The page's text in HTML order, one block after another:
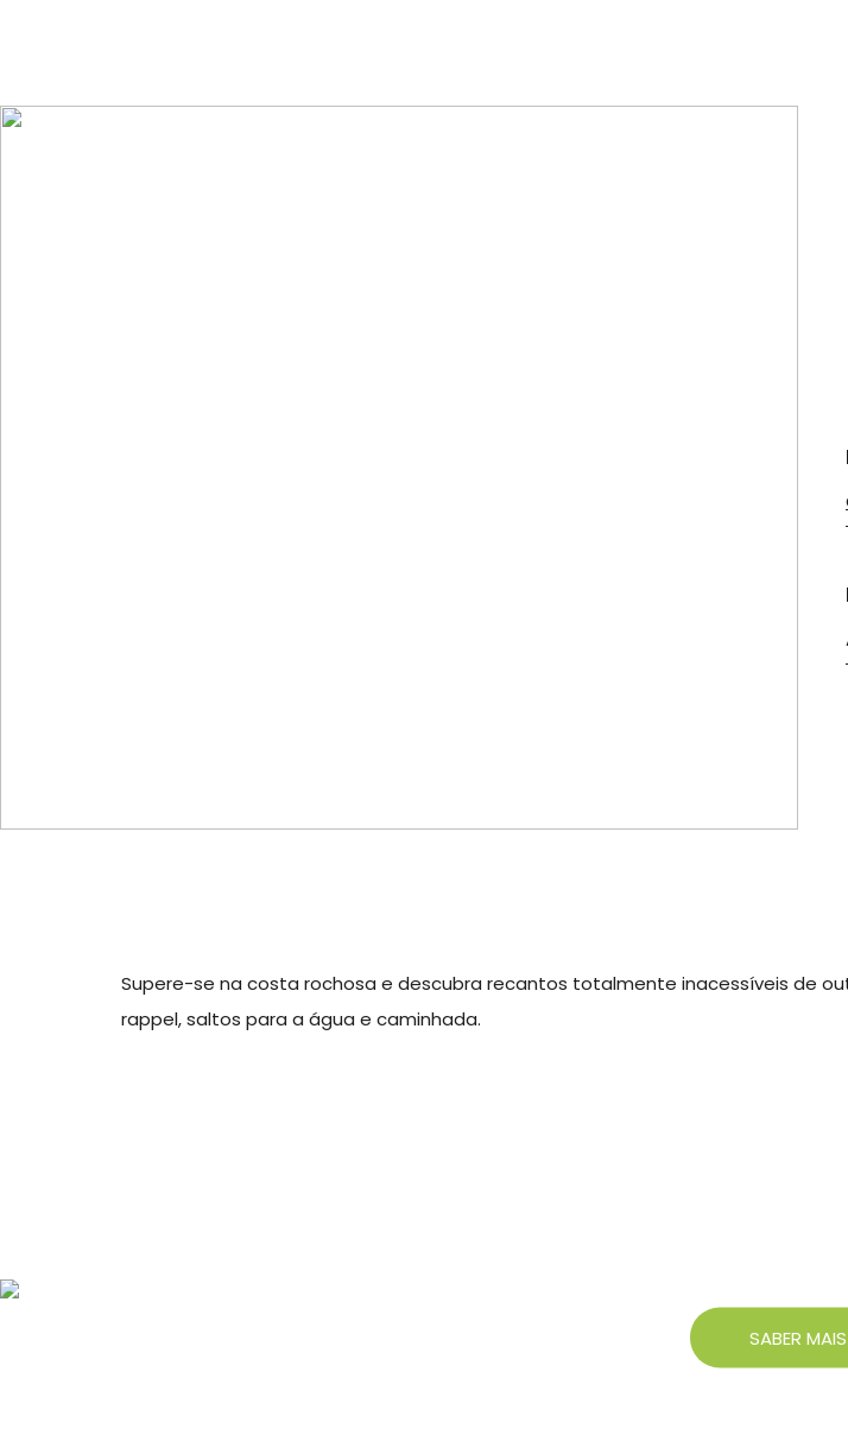
Supere-se na costa rochosa e descubra recantos totalmente inacessíveis de
rappel, saltos para a água e caminhada.
SABER MAIS